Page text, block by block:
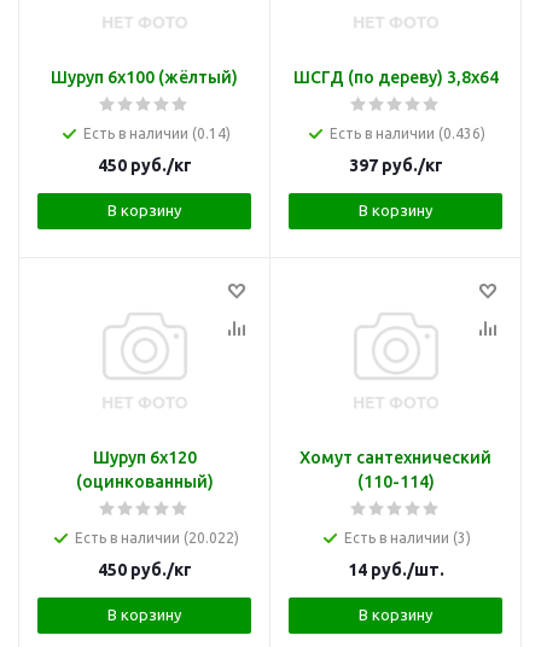
Шуруп 6х100 (жёлтый)
Есть в наличии (0.14)
450руб./кг
В корзину
ШСГД (по дереву) 3,8х64
Есть в наличии (0.436)
397руб./кг
В корзину
Шуруп 6х120
(оцинкованный)
Есть в наличии (20.022)
450руб./кг
В корзину
Хомут сантехнический
(110-114)
Есть в наличии (3)
14руб./шт.
В корзину